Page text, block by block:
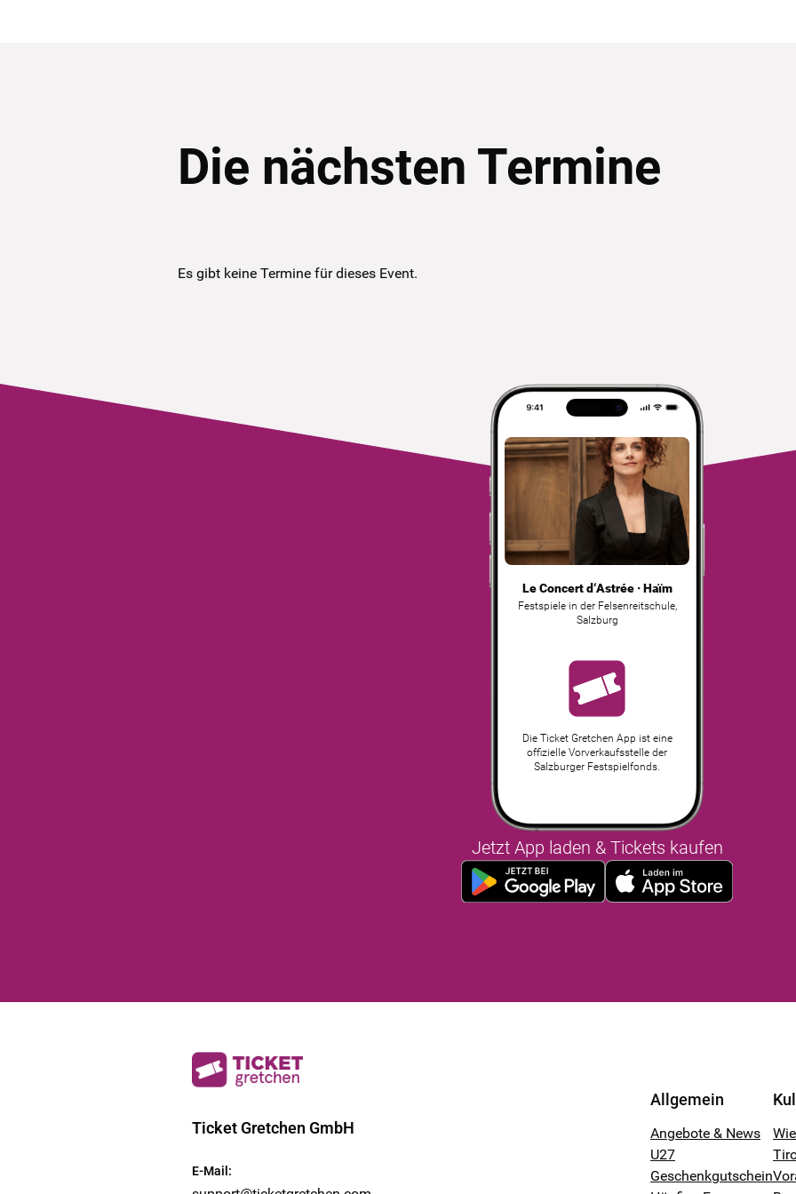
Die nächsten Termine
Es gibt keine Termine für dieses Event.
Le Concert d‘Astrée · Haïm
Festspiele in der Felsenreitschule,
Salzburg
Die Ticket Gretchen App ist eine
offizielle Vorverkaufsstelle der
Salzburger Festspielfonds.
Jetzt App laden & Tickets kaufen
Ticket Gretchen GmbH
E-Mail :
Allgemein
Angebote & News
U27
Geschenkgutschein